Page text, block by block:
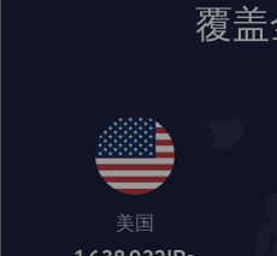
覆
美国